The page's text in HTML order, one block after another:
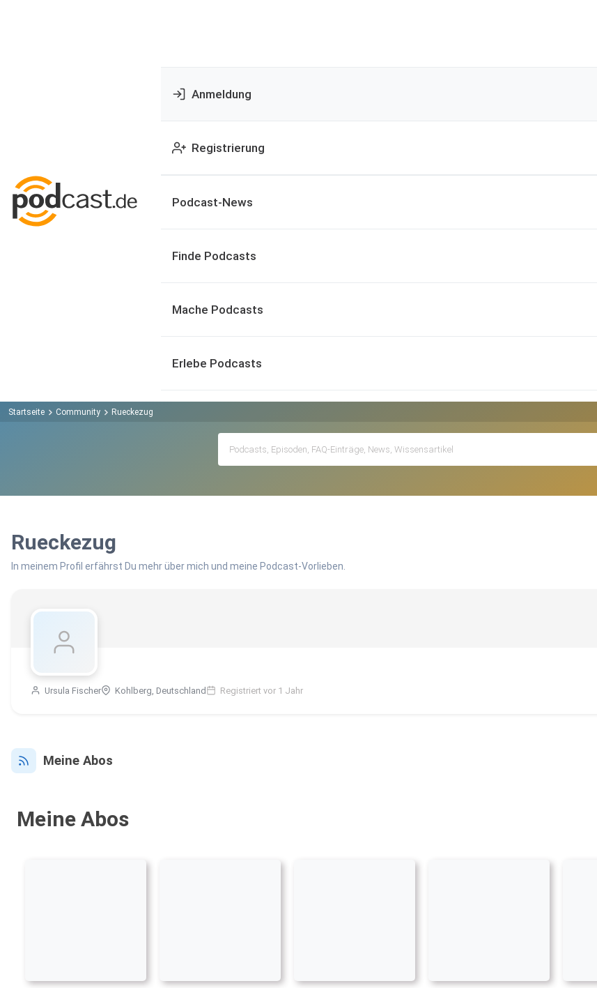
Anmeldung
Registrierung
Podcast-News
Finde Podcasts
Mache Podcasts
Erlebe Podcasts
Startseite Community Rueckezug
Rueckezug
In meinem Profil erfährst Du mehr über mich und meine Podcast-Vorlieben.
Ursula Fischer Kohlberg, Deutschland Registriert vor 1 Jahr
Meine Abos
Meine Abos